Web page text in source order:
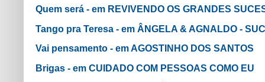
Quem será - em REVIVENDO OS GRANDES
Tango pra Teresa - em ÂNGELA & AGNALDO -
Vai pensamento - em AGOSTINHO DOS SANTOS
Brigas - em CUIDADO COM PESSOAS COMO EU